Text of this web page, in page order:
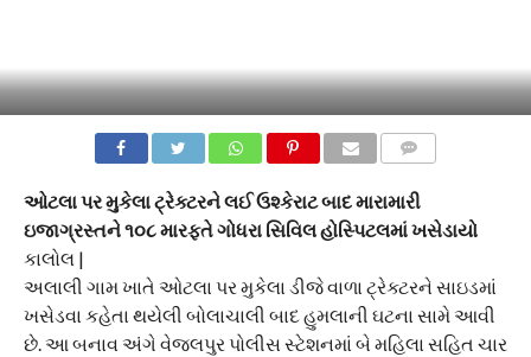
ઓટલા પર મુકેલા ટ્રેક્ટરને લઈ ઉશ્કેરાટ બાદ મારામારી
ઇજાગ્રસ્તને ૧૦૮ મારફતે ગોધરા સિવિલ હોસ્પિટલમાં ખસેડાયો
કાલોલ |
અલાલી ગામ ખાતે ઓટલા પર મુકેલા ડીજે વાળા ટ્રેક્ટરને સાઇડમાં
ખસેડવા કહેતા થયેલી બોલાચાલી બાદ હુમલાની ઘટના સામે આવી
છે. આ બનાવ અંગે વેજલપુર પોલીસ સ્ટેશનમાં બે મહિલા સહિત ચાર